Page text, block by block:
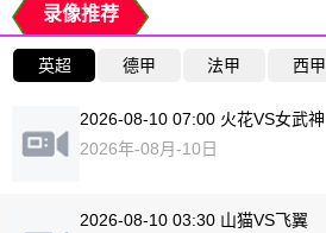
录像推荐
英超 德甲 法甲 西甲
2026-08-10 07:00 火花VS女武神
2026年-08月-10日
2026-08-10 03:30 山猫VS飞翼